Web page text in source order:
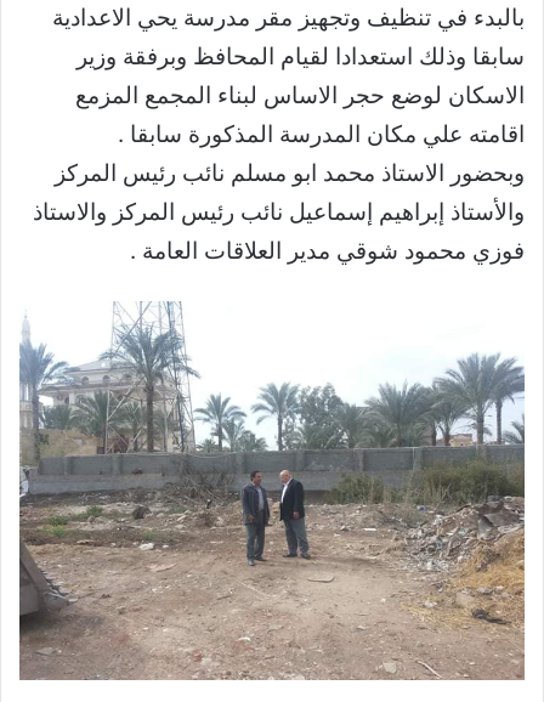
بالبدء في تنظيف وتجهيز مقر مدرسة يحي الاعدادية
سابقا وذلك استعدادا لقيام المحافظ وبرفقة وزير
الاسكان لوضع حجر الاساس لبناء المجمع المزمع
اقامته علي مكان المدرسة المذكورة سابقا .
وبحضور الاستاذ محمد ابو مسلم نائب رئيس المركز
والأستاذ إبراهيم إسماعيل نائب رئيس المركز والاستاذ
فوزي محمود شوقي مدير العلاقات العامة .